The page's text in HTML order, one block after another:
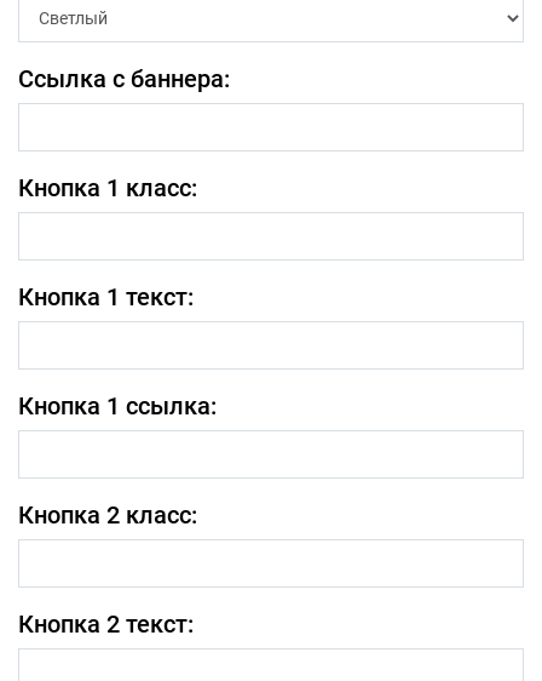
Ссылка с баннера:
Кнопка 1 класс:
Кнопка 1 текст:
Кнопка 1 ссылка:
Кнопка 2 класс:
Кнопка 2 текст: